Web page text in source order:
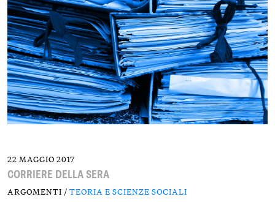
22 MAGGIO 2017
CORRIERE DELLA SERA
ARGOMENTI / TEORIA E SCIENZE SOCIALI